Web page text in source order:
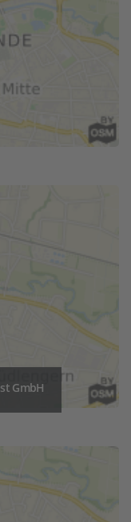
GmbH